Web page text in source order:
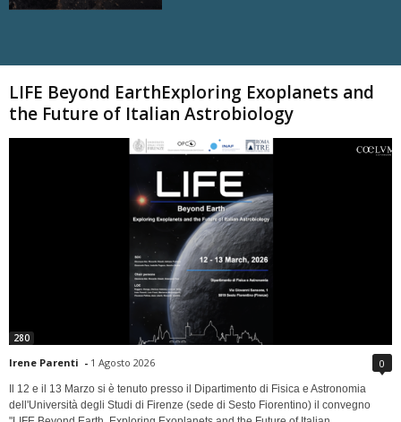
LIFE Beyond EarthExploring Exoplanets and
the Future of Italian Astrobiology
280
Irene Parenti - 1 Agosto 2026 0
Il 12 e il 13 Marzo si è tenuto presso il Dipartimento di Fisica e Astronomia
dell'Università degli Studi di Firenze (sede di Sesto Fiorentino) il convegno